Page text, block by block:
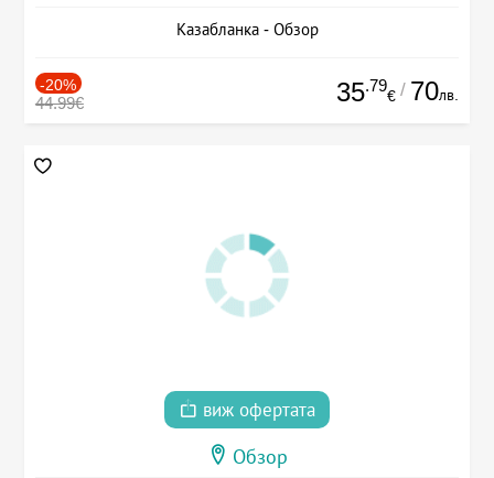
Казабланка - Обзор
-20%
44.99€ 35.79
€ / 70лв.
виж офертата
Обзор